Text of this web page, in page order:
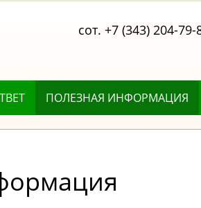
сот. +7 (343) 204-79-
ПОЛЕЗНАЯ ИНФОРМАЦИЯ